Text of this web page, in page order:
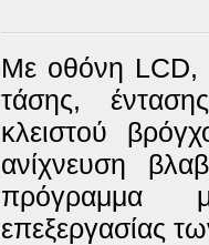
Με οθόνη LCD,
τάσης,
κλειστού
ανίχνευση
πρόγραμμα
επεξεργασίας